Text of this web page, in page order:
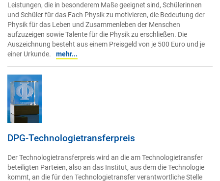
Leistungen, die in besonderem Maße geeignet sind, Schülerinnen
und Schüler für das Fach Physik zu motivieren, die Bedeutung der
Physik für das Leben und Zusammenleben der Menschen
aufzuzeigen sowie Talente für die Physik zu erschließen. Die
Auszeichnung besteht aus einem Preisgeld von je 500 Euro und je
einer Urkunde.
mehr...
DPG-Technologietransferpreis
Der Technologietransferpreis wird an die am Technologietransfer
beteiligten Parteien, also an das Institut, aus dem die Technologie
kommt, an die für den Technologietransfer verantwortliche Stelle